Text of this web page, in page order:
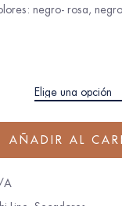
negro- rosa,
AÑADIR AL
A